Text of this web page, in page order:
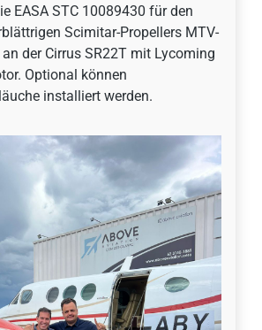
EASA STC 10089430 für den
Scimitar-Propellers MTV-
der Cirrus SR22T mit Lycoming
Optional können
installiert werden.